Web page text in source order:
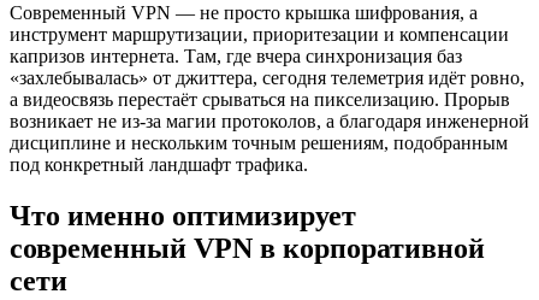
Современный VPN — не просто крышка шифрования, а
инструмент маршрутизации, приоритезации и компенсации
капризов интернета. Там, где вчера синхронизация баз
«захлебывалась» от джиттера, сегодня телеметрия идёт ровно,
а видеосвязь перестаёт срываться на пикселизацию. Прорыв
возникает не из-за магии протоколов, а благодаря инженерной
дисциплине и нескольким точным решениям, подобранным
под конкретный ландшафт трафика.
Что именно оптимизирует
современный VPN в корпоративной
сети